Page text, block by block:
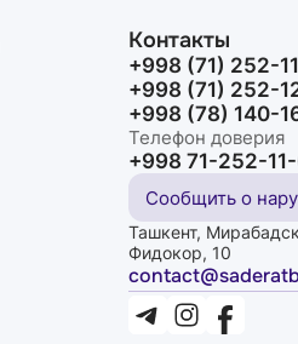
Контакты
+998 (71) 252-
+998 (71) 252-
+998 (78) 140-
Телефон доверия
+998 71-252-11-
Сообщить о
Ташкент,
Фидокор, 10